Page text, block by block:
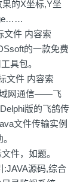
的X坐标,Y坐
文件 内容索
的一款免费
具包。
文件 内容索
网通信——飞
版的飞鸽传
文件传输实例
件，如题。
:JAVA源码,综合